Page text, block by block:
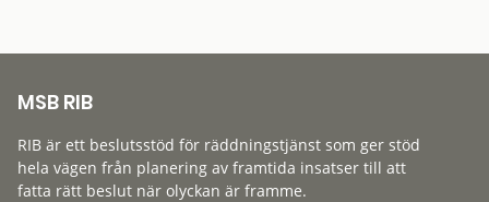
MSB RIB
RIB är ett beslutsstöd för räddningstjänst som ger stöd
hela vägen från planering av framtida insatser till att
fatta rätt beslut när olyckan är framme.